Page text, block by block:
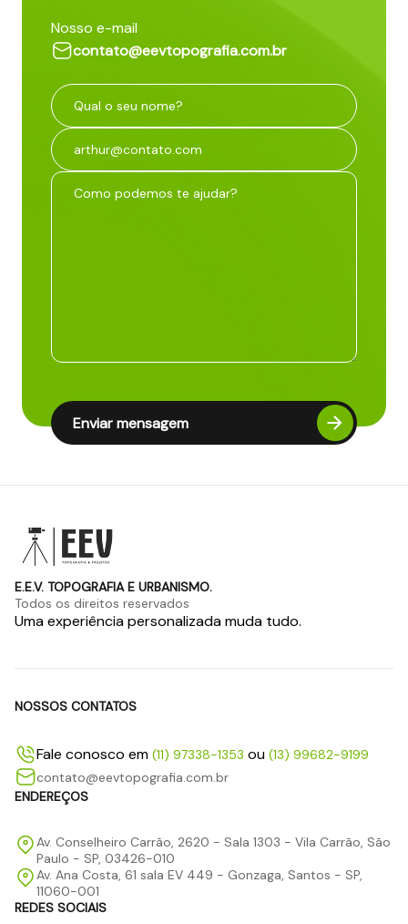
Nosso e-mail
contato@eevtopografia.com.br
Enviar mensagem
E.E.V. TOPOGRAFIA E URBANISMO.
Todos os direitos reservados
Uma experiência personalizada muda tudo.
NOSSOS CONTATOS
Fale conosco em (11) 97338-1353 ou (13) 99682-9199
contato@eevtopografia.com.br
ENDEREÇOS
Av. Conselheiro Carrão, 2620 - Sala 1303 - Vila Carrão, São
Paulo - SP, 03426-010
Av. Ana Costa, 61 sala EV 449 - Gonzaga, Santos - SP,
11060-001
REDES SOCIAIS